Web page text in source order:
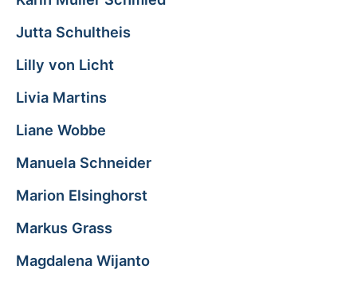
Jutta Schultheis
Lilly von Licht
Livia Martins
Liane Wobbe
Manuela Schneider
Marion Elsinghorst
Markus Grass
Magdalena Wijanto